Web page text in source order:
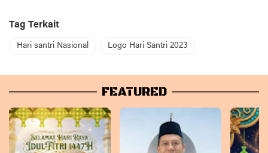
Tag Terkait
Hari santri Nasional Logo Hari Santri 2023
FEATURED